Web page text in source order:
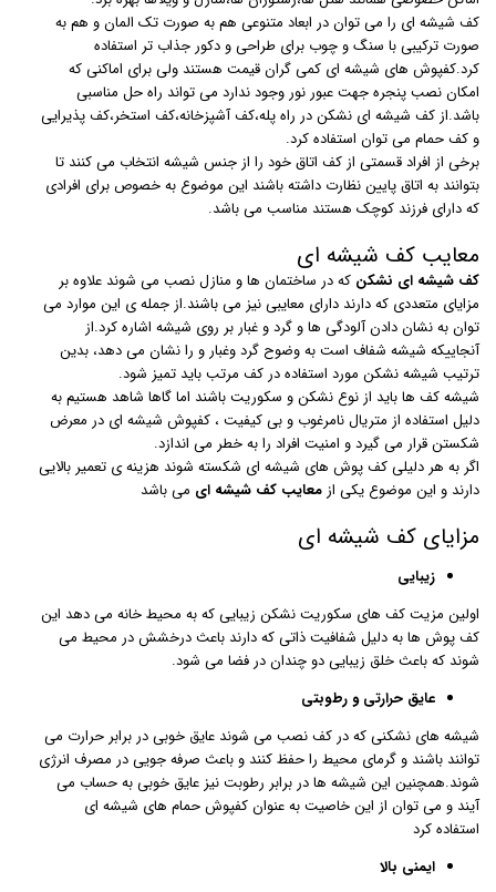
کف شیشه ای را می توان در ابعاد متنوعی هم به صورت تک المان و هم به
صورت ترکیبی با سنگ و چوب برای طراحی و دکور جذاب تر استفاده
کرد.کفپوش های شیشه ای کمی گران قیمت هستند ولی برای اماکنی که
امکان نصب پنجره جهت عبور نور وجود ندارد می تواند راه حل مناسبی
باشد.از کف شیشه ای نشکن در راه پله،کف آشپزخانه،کف استخر،کف پذیرایی
و کف حمام می توان استفاده کرد.
برخی از افراد قسمتی از کف اتاق خود را از جنس شیشه انتخاب می کنند تا
بتوانند به اتاق پایین نظارت داشته باشند این موضوع به خصوص برای افرادی
که دارای فرزند کوچک هستند مناسب می باشد.
معایب کف شیشه ای
کف شیشه ای نشکن که در ساختمان ها و منازل نصب می شوند علاوه بر
مزایای متعددی که دارند دارای معایبی نیز می باشند.از جمله ی این موارد می
توان به نشان دادن آلودگی ها و گرد و غبار بر روی شیشه اشاره کرد.از
آنجاییکه شیشه شفاف است به وضوح گرد وغبار و را نشان می دهد، بدین
ترتیب شیشه نشکن مورد استفاده در کف مرتب باید تمیز شود.
شیشه کف ها باید از نوع نشکن و سکوریت باشند اما گاها شاهد هستیم به
دلیل استفاده از متریال نامرغوب و بی کیفیت ، کفپوش شیشه ای در معرض
شکستن قرار می گیرد و امنیت افراد را به خطر می اندازد.
اگر به هر دلیلی کف پوش های شیشه ای شکسته شوند هزینه ی تعمیر بالایی
دارند و این موضوع یکی ازمعایب کف شیشه ای می باشد
مزایای کف شیشه ای
زیبایی
اولین مزیت کف های سکوریت نشکن زیبایی که به محیط خانه می دهد این
کف پوش ها به دلیل شفافیت ذاتی که دارند باعث درخشش در محیط می
شوند که باعث خلق زیبایی دو چندان در فضا می شود.
عایق حرارتی و رطوبتی
شیشه های نشکنی که در کف نصب می شوند عایق خوبی در برابر حرارت می
توانند باشند و گرمای محیط را حفظ کنند و باعث صرفه جویی در مصرف انرژی
شوند.همچنین این شیشه ها در برابر رطوبت نیز عایق خوبی به حساب می
آیند و می توان از این خاصیت به عنوان کفپوش حمام های شیشه ای
استفاده کرد
ایمنی بالا